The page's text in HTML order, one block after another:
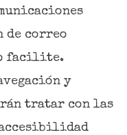
de correo
facilite.
y
tratar con las